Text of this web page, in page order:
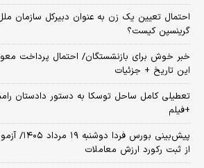
احتمال تعیین یک زن به عنوان دبیرکل سازمان
گرینسپن کیست؟
خبر خوش برای بازنشستگان/ احتمال پرداخت
این تاریخ + جزئیات
تعطیلی کامل ساحل توسکا به دستور دادستان
+فیلم
​پیش‌بینی
از ثبت رکورد ارزش معاملات